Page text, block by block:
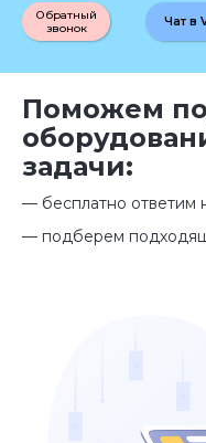
Обратный
звонок
Чат в
Поможем
задачи:
— бесплатно ответим
— подберем